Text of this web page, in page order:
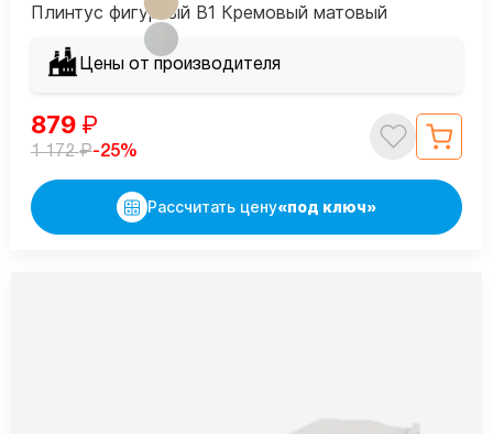
Плинтус фигурный В1 Кремовый матовый
Цены от производителя
879 ₽
1 172₽-25%
Рассчитать цену«под ключ»